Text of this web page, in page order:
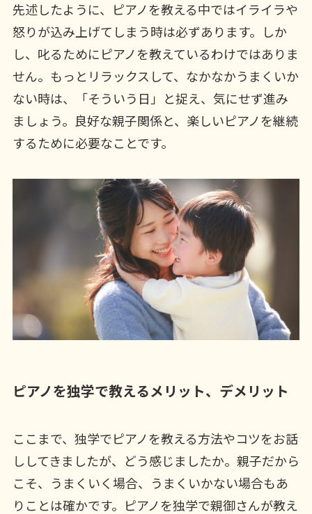
先述したように、ピアノを教える中ではイライラや
怒りが込み上げてしまう時は必ずあります。しか
し、叱るためにピアノを教えているわけではありま
せん。もっとリラックスして、なかなかうまくいか
ない時は、「そういう日」と捉え、気にせず進み
ましょう。良好な親子関係と、楽しいピアノを継続
するために必要なことです。
ピアノを独学で教えるメリット、デメリット
ここまで、独学でピアノを教える方法やコツをお話
ししてきましたが、どう感じましたか。親子だから
こそ、うまくいく場合、うまくいかない場合もあ
りことは確かです。ピアノを独学で親御さんが教え